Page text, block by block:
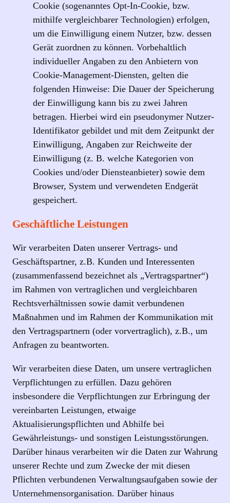
Cookie (sogenanntes Opt-In-Cookie, bzw.
mithilfe vergleichbarer Technologien) erfolgen,
um die Einwilligung einem Nutzer, bzw. dessen
Gerät zuordnen zu können. Vorbehaltlich
individueller Angaben zu den Anbietern von
Cookie-Management-Diensten, gelten die
folgenden Hinweise: Die Dauer der Speicherung
der Einwilligung kann bis zu zwei Jahren
betragen. Hierbei wird ein pseudonymer Nutzer-
Identifikator gebildet und mit dem Zeitpunkt der
Einwilligung, Angaben zur Reichweite der
Einwilligung (z. B. welche Kategorien von
Cookies und/oder Diensteanbieter) sowie dem
Browser, System und verwendeten Endgerät
gespeichert.
Geschäftliche Leistungen
Wir verarbeiten Daten unserer Vertrags- und
Geschäftspartner, z.B. Kunden und Interessenten
(zusammenfassend bezeichnet als „Vertragspartner“)
im Rahmen von vertraglichen und vergleichbaren
Rechtsverhältnissen sowie damit verbundenen
Maßnahmen und im Rahmen der Kommunikation mit
den Vertragspartnern (oder vorvertraglich), z.B., um
Anfragen zu beantworten.
Wir verarbeiten diese Daten, um unsere vertraglichen
Verpflichtungen zu erfüllen. Dazu gehören
insbesondere die Verpflichtungen zur Erbringung der
vereinbarten Leistungen, etwaige
Aktualisierungspflichten und Abhilfe bei
Gewährleistungs- und sonstigen Leistungsstörungen.
Darüber hinaus verarbeiten wir die Daten zur Wahrung
unserer Rechte und zum Zwecke der mit diesen
Pflichten verbundenen Verwaltungsaufgaben sowie der
Unternehmensorganisation. Darüber hinaus